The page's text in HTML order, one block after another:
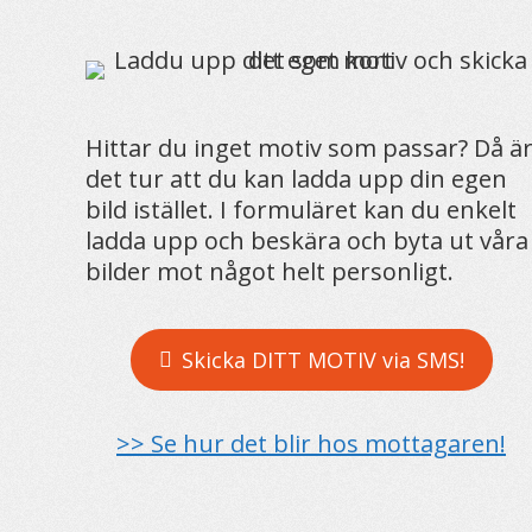
Hittar du inget motiv som passar? Då är
det tur att du kan ladda upp din egen
bild istället. I formuläret kan du enkelt
ladda upp och beskära och byta ut våra
bilder mot något helt personligt.
Skicka DITT MOTIV via SMS!
>> Se hur det blir hos mottagaren!